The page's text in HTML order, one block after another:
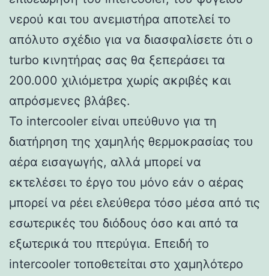
νερού και του ανεμιστήρα αποτελεί το
απόλυτο σχέδιο για να διασφαλίσετε ότι ο
turbo κινητήρας σας θα ξεπεράσει τα
200.000 χιλιόμετρα χωρίς ακριβές και
απρόσμενες βλάβες.
Το intercooler είναι υπεύθυνο για τη
διατήρηση της χαμηλής θερμοκρασίας του
αέρα εισαγωγής, αλλά μπορεί να
εκτελέσει το έργο του μόνο εάν ο αέρας
μπορεί να ρέει ελεύθερα τόσο μέσα από τις
εσωτερικές του διόδους όσο και από τα
εξωτερικά του πτερύγια. Επειδή το
intercooler τοποθετείται στο χαμηλότερο